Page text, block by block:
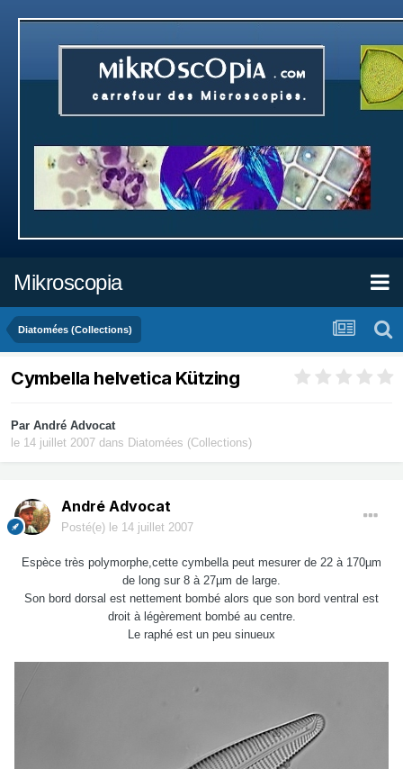
Mikroscopia
Diatomées (Collections)
Cymbella helvetica Kützing
Par André Advocat
le 14 juillet 2007 dans Diatomées (Collections)
André Advocat
Posté(e) le 14 juillet 2007
Espèce très polymorphe,cette cymbella peut mesurer de 22 à 170µm
de long sur 8 à 27µm de large.
Son bord dorsal est nettement bombé alors que son bord ventral est
droit à légèrement bombé au centre.
Le raphé est un peu sinueux